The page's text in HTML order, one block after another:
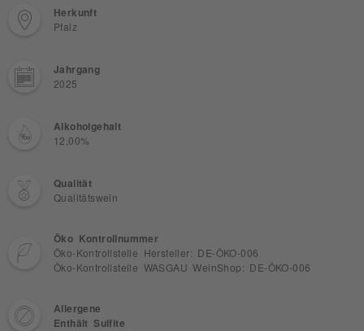
Herkunft
Pfalz
Jahrgang
2025
Alkoholgehalt
12,00%
Qualität
Qualitätswein
Öko Kontrollnummer
Öko-Kontrollstelle Hersteller: DE-ÖKO-006
Öko-Kontrollstelle WASGAU WeinShop: DE-ÖKO-006
Allergene
Enthält Sulfite